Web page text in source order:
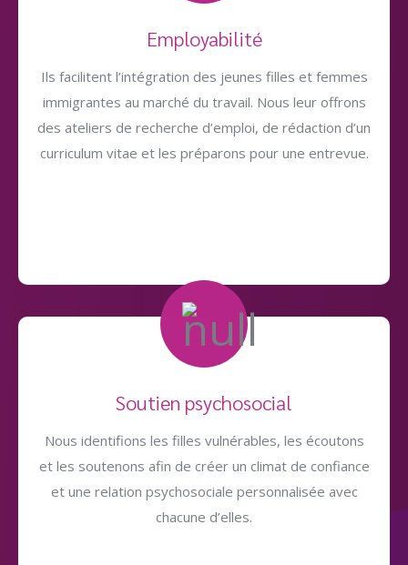
Employabilité
Ils facilitent l’intégration des jeunes filles et femmes
immigrantes au marché du travail. Nous leur offrons
des ateliers de recherche d’emploi, de rédaction d’un
curriculum vitae et les préparons pour une entrevue.
Soutien psychosocial
Nous identifions les filles vulnérables, les écoutons
et les soutenons afin de créer un climat de confiance
et une relation psychosociale personnalisée avec
chacune d’elles.